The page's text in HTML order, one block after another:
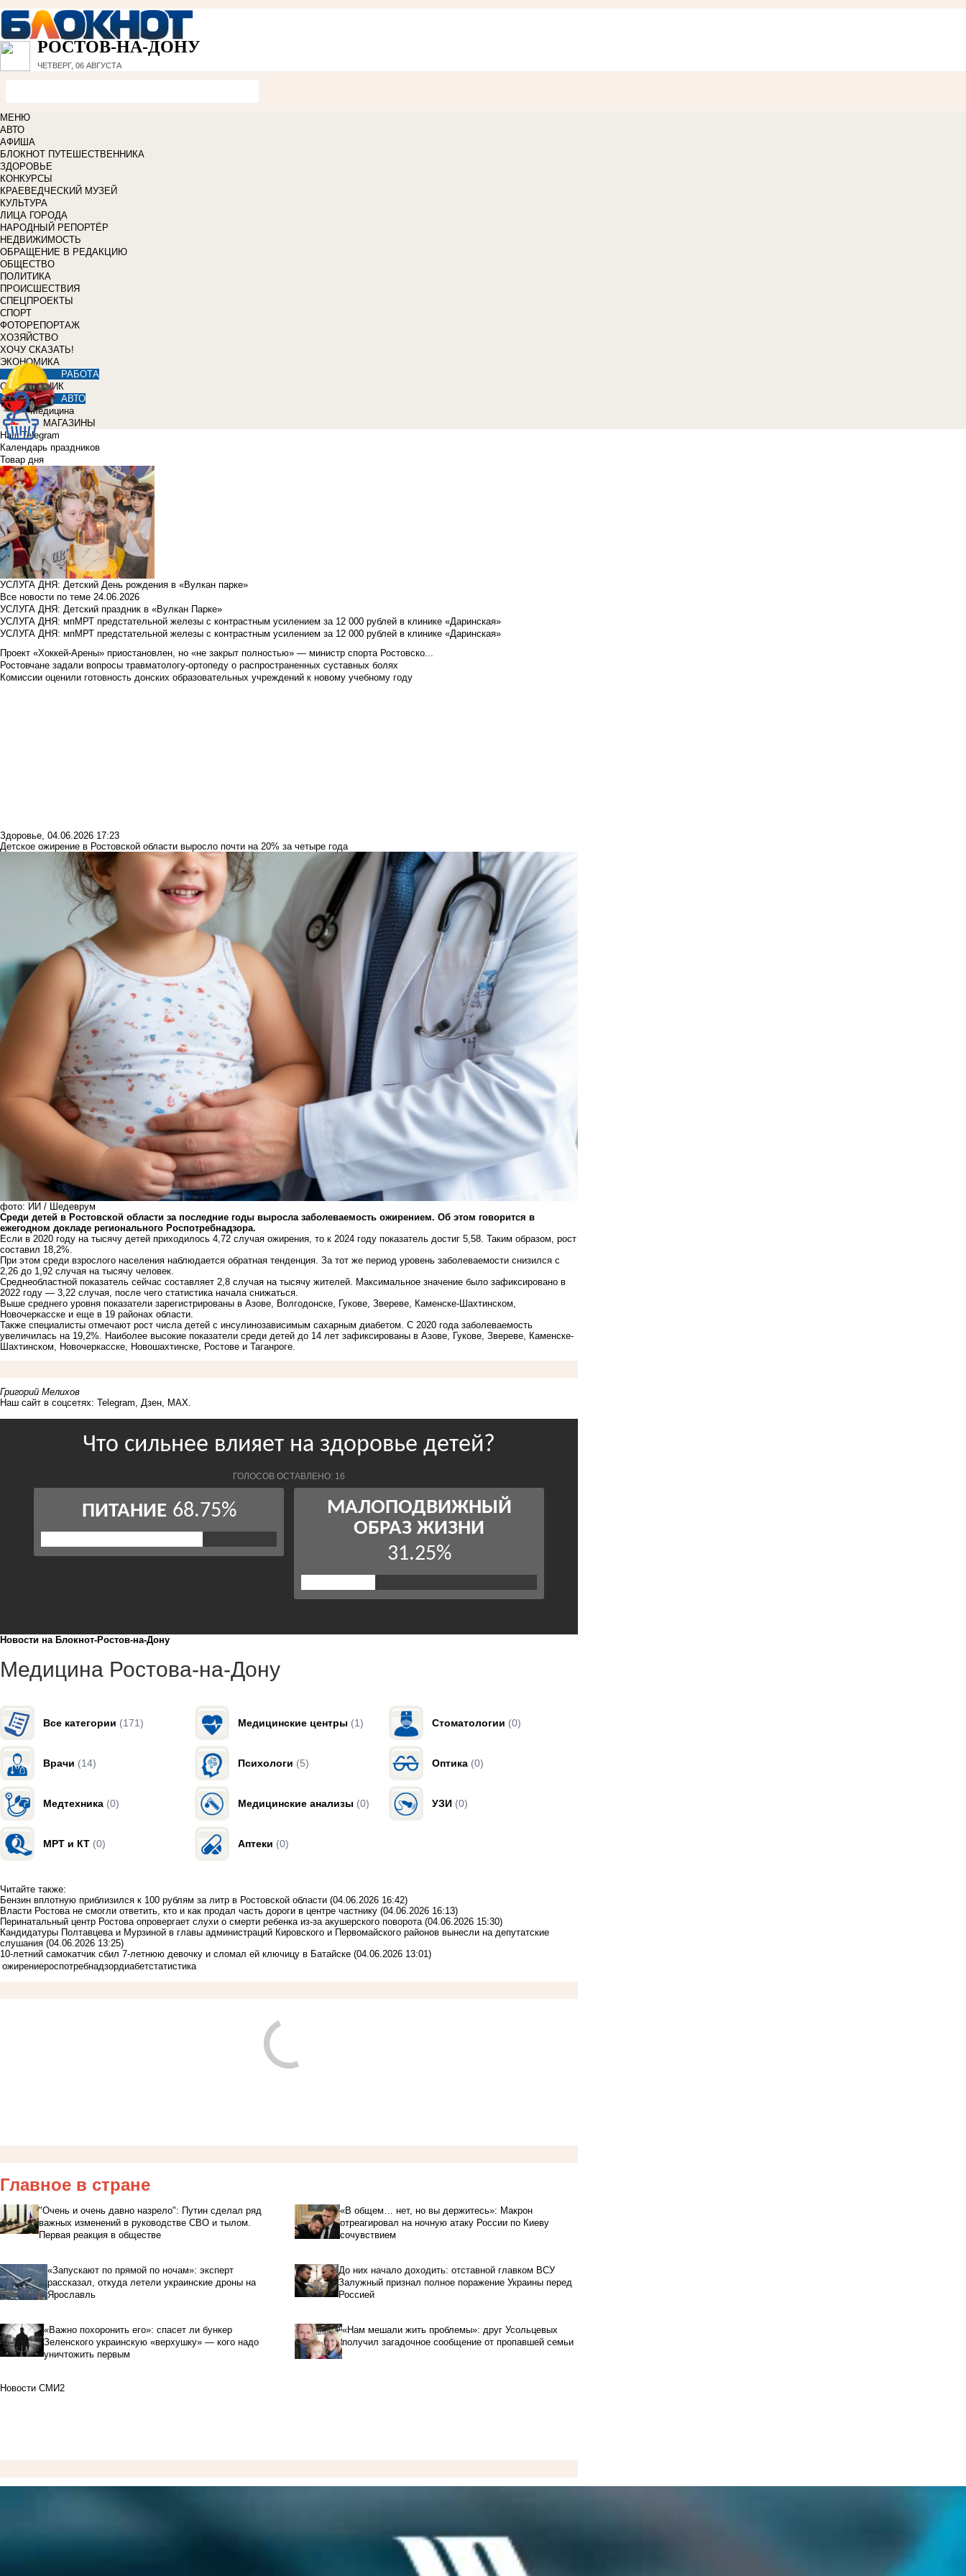
РОСТОВ-НА-ДОНУ
ЧЕТВЕРГ, 06 АВГУСТА
МЕНЮ
АВТО
АФИША
БЛОКНОТ ПУТЕШЕСТВЕННИКА
ЗДОРОВЬЕ
КОНКУРСЫ
КРАЕВЕДЧЕСКИЙ МУЗЕЙ
КУЛЬТУРА
ЛИЦА ГОРОДА
НАРОДНЫЙ РЕПОРТЁР
НЕДВИЖИМОСТЬ
ОБРАЩЕНИЕ В РЕДАКЦИЮ
ОБЩЕСТВО
ПОЛИТИКА
ПРОИСШЕСТВИЯ
СПЕЦПРОЕКТЫ
СПОРТ
ФОТОРЕПОРТАЖ
ХОЗЯЙСТВО
ХОЧУ СКАЗАТЬ!
ЭКОНОМИКА
РАБОТА
СПРАВОЧНИК
АВТО
Медицина
МАГАЗИНЫ
Наш Telegram
Календарь праздников
Товар дня
УСЛУГА ДНЯ: Детский День рождения в «Вулкан парке»
Все новости по теме 24.06.2026
УСЛУГА ДНЯ: Детский праздник в «Вулкан Парке»
УСЛУГА ДНЯ: мпМРТ предстательной железы с контрастным усилением за 12 000 рублей в клинике «Даринская»
УСЛУГА ДНЯ: мпМРТ предстательной железы с контрастным усилением за 12 000 рублей в клинике «Даринская»
Проект «Хоккей-Арены» приостановлен, но «не закрыт полностью» — министр спорта Ростовско...
Ростовчане задали вопросы травматологу-ортопеду о распространенных суставных болях
Комиссии оценили готовность донских образовательных учреждений к новому учебному году
Здоровье, 04.06.2026 17:23
Детское ожирение в Ростовской области выросло почти на 20% за четыре года
фото: ИИ / Шедеврум
Среди детей в Ростовской области за последние годы выросла заболеваемость ожирением. Об этом говорится в
ежегодном докладе регионального Роспотребнадзора.
Если в 2020 году на тысячу детей приходилось 4,72 случая ожирения, то к 2024 году показатель достиг 5,58. Таким образом, рост
составил 18,2%.
При этом среди взрослого населения наблюдается обратная тенденция. За тот же период уровень заболеваемости снизился с
2,26 до 1,92 случая на тысячу человек.
Среднеобластной показатель сейчас составляет 2,8 случая на тысячу жителей. Максимальное значение было зафиксировано в
2022 году — 3,22 случая, после чего статистика начала снижаться.
Выше среднего уровня показатели зарегистрированы в Азове, Волгодонске, Гукове, Звереве, Каменске-Шахтинском,
Новочеркасске и еще в 19 районах области.
Также специалисты отмечают рост числа детей с инсулинозависимым сахарным диабетом. С 2020 года заболеваемость
увеличилась на 19,2%. Наиболее высокие показатели среди детей до 14 лет зафиксированы в Азове, Гукове, Звереве, Каменске-
Шахтинском, Новочеркасске, Новошахтинске, Ростове и Таганроге.
Григорий Мелихов
Наш сайт в соцсетях: Telegram Дзен MAX
Новости на Блoкнoт-Ростов-на-Дону
Медицина Ростова-на-Дону
Все категории (171) Медицинские центры (1) Стоматологии (0)
Врачи (14) Психологи (5) Оптика (0)
Медтехника (0) Медицинские анализы (0) УЗИ (0)
МРТ и КТ (0) Аптеки (0)
Читайте также:
Бензин вплотную приблизился к 100 рублям за литр в Ростовской области (04.06.2026 16:42)
Власти Ростова не смогли ответить, кто и как продал часть дороги в центре частнику (04.06.2026 16:13)
Перинатальный центр Ростова опровергает слухи о смерти ребенка из-за акушерского поворота (04.06.2026 15:30)
Кандидатуры Полтавцева и Мурзиной в главы администраций Кировского и Первомайского районов вынесли на депутатские
слушания (04.06.2026 13:25)
10-летний самокатчик сбил 7-летнюю девочку и сломал ей ключицу в Батайске (04.06.2026 13:01)
ожирениероспотребнадзордиабетстатистика
Главное в стране
"Очень и очень давно назрело": Путин сделал ряд
важных изменений в руководстве СВО и тылом.
Первая реакция в обществе
«В общем… нет, но вы держитесь»: Макрон
отреагировал на ночную атаку России по Киеву
сочувствием
«Запускают по прямой по ночам»: эксперт
рассказал, откуда летели украинские дроны на
Ярославль
До них начало доходить: отставной главком ВСУ
Залужный признал полное поражение Украины перед
Россией
«Важно похоронить его»: спасет ли бункер
Зеленского украинскую «верхушку» — кого надо
уничтожить первым
«Нам мешали жить проблемы»: друг Усольцевых
получил загадочное сообщение от пропавшей семьи
Новости СМИ2